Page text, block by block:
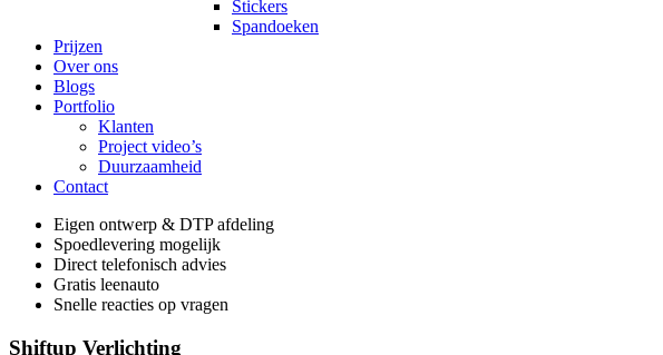
Stickers
Spandoeken
Prijzen
Over ons
Blogs
Portfolio
Klanten
Project video’s
Duurzaamheid
Contact
Eigen ontwerp & DTP afdeling
Spoedlevering mogelijk
Direct telefonisch advies
Gratis leenauto
Snelle reacties op vragen
Shiftup Verlichting